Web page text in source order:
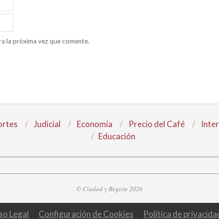
la próxima vez que comente.
Judicial Economía Precio del Café
Educación
© Ciudad y Región 2026
Legal Configuración de Cookies Política de